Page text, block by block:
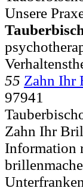
Unsere
55 Zahn Ihr
97941
Zahn Ihr
Information
Unterfranken